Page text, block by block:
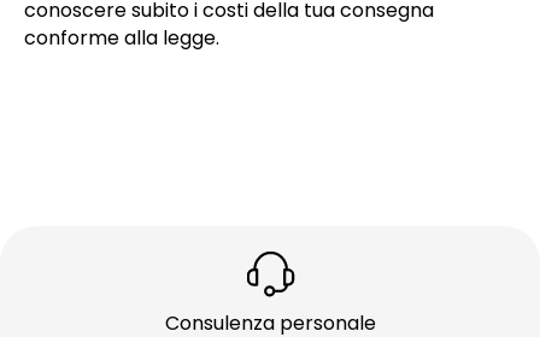
conoscere subito i costi della tua consegna
conforme alla legge.
Consulenza personale